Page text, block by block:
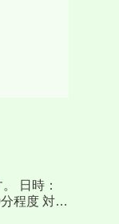
日時：
程度 対